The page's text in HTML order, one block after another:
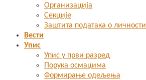
Организација
Секције
Заштита података о личности
Вести
Упис
Упис у први разред
Порука осмацима
Формирање одељења